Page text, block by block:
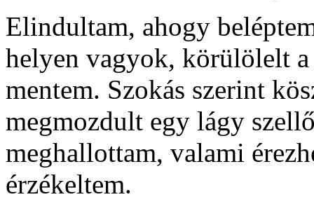
Elindultam, ahogy
helyen vagyok, körülölelt
mentem. Szokás szerint
megmozdult egy lágy
meghallottam, valami
érzékeltem.